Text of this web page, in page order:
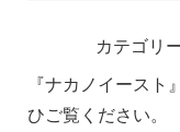
カテゴリ
『ナカノイース
ひご覧ください。